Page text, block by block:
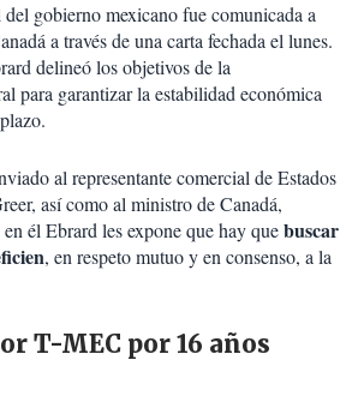
gobierno mexicano fue comunicada a
a través de una carta fechada el lunes.
delineó los objetivos de la
para garantizar la estabilidad económica
al representante comercial de Estados
así como al ministro de Canadá,
él Ebrard les expone que hay quebuscar
, en respeto mutuo y en consenso, a la
T-MEC por 16 años